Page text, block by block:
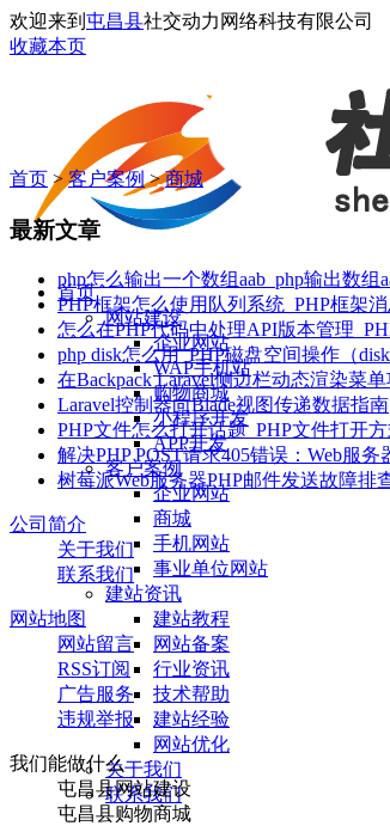
欢迎来到 屯昌县社交动力网络科技有限公司
收藏本页
首页
网站建设
企业网站
WAP手机站
购物商城
小程序开发
APP开发
客户案例
企业网站
商城
手机网站
事业单位网站
建站资讯
建站教程
网站备案
行业资讯
技术帮助
建站经验
网站优化
关于我们
联系我们
首页 > 客户案例>商城
最新文章
php怎么输出一个数组aab_php输出数组
PHP框架怎么使用队列系统_PHP框架
怎么在PHP代码中处理API版本管理
php disk怎么用_PHP磁盘空间操作（
在Backpack Laravel侧边栏动态渲染菜
Laravel控制器向Blade视图传递数据指南
PHP文件怎么打开话题_PHP文件打开
解决PHP POST请求405错误：Web服
树莓派Web服务器PHP邮件发送故障排
公司简介
关于我们
联系我们
网站地图
网站留言
RSS订阅
广告服务
违规举报
我们能做什么
屯昌县网站建设
屯昌县购物商城